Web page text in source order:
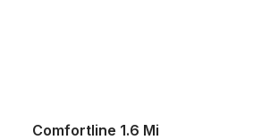
Comfortline 1.6 Mi